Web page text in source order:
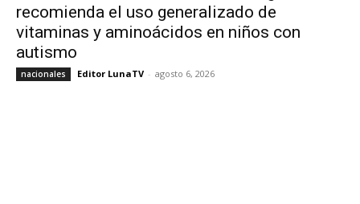
recomienda el uso generalizado de
vitaminas y aminoácidos en niños con
autismo
nacionales Editor LunaTV - agosto 6, 2026